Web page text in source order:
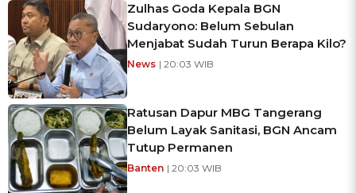
Zulhas Goda Kepala BGN
Sudaryono: Belum Sebulan
Menjabat Sudah Turun Berapa Kilo?
News | 20:03 WIB
Ratusan Dapur MBG Tangerang
Belum Layak Sanitasi, BGN Ancam
Tutup Permanen
Banten | 20:03 WIB